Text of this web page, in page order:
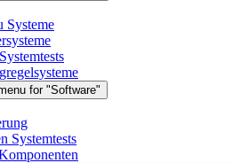
Systeme
for "Software"
Systemtests